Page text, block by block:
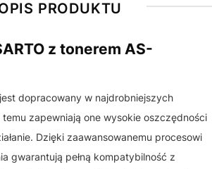
PRODUKTU
z tonerem AS-
dopracowany w najdrobniejszych
temu zapewniają one wysokie oszczędności
Dzięki zaawansowanemu procesowi
gwarantują pełną kompatybilność z